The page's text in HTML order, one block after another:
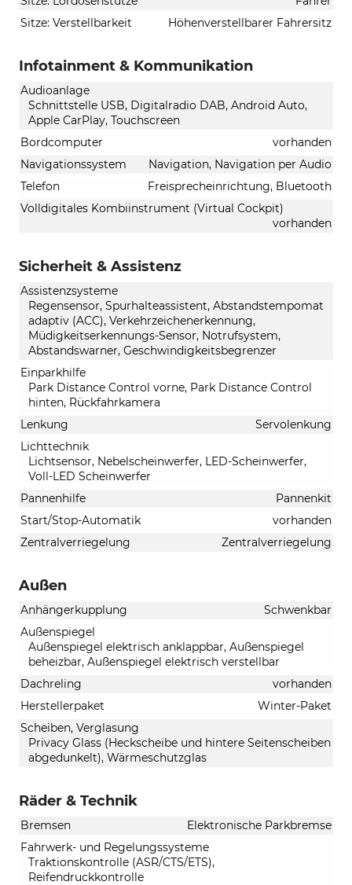
Sitze: Verstellbarkeit
Höhenverstellbarer Fahrersitz
Infotainment & Kommunikation
Audioanlage
Schnittstelle USB, Digitalradio DAB, Android Auto,
Apple CarPlay, Touchscreen
Bordcomputer
vorhanden
Navigationssystem
Navigation, Navigation per Audio
Telefon
Freisprecheinrichtung, Bluetooth
Volldigitales Kombiinstrument (Virtual Cockpit)
vorhanden
Sicherheit & Assistenz
Assistenzsysteme
Regensensor, Spurhalteassistent, Abstandstempomat
adaptiv (ACC), Verkehrzeichenerkennung,
Müdigkeitserkennungs-Sensor, Notrufsystem,
Abstandswarner, Geschwindigkeitsbegrenzer
Einparkhilfe
Park Distance Control vorne, Park Distance Control
hinten, Rückfahrkamera
Lenkung
Servolenkung
Lichttechnik
Lichtsensor, Nebelscheinwerfer, LED-Scheinwerfer,
Voll-LED Scheinwerfer
Pannenhilfe
Pannenkit
Start/Stop-Automatik
vorhanden
Zentralverriegelung
Zentralverriegelung
Außen
Anhängerkupplung
Schwenkbar
Außenspiegel
Außenspiegel elektrisch anklappbar, Außenspiegel
beheizbar, Außenspiegel elektrisch verstellbar
Dachreling
vorhanden
Herstellerpaket
Winter-Paket
Scheiben, Verglasung
Privacy Glass (Heckscheibe und hintere Seitenscheiben
abgedunkelt), Wärmeschutzglas
Räder & Technik
Bremsen
Elektronische Parkbremse
Fahrwerk- und Regelungssysteme
Traktionskontrolle (ASR/CTS/ETS),
Reifendruckkontrolle